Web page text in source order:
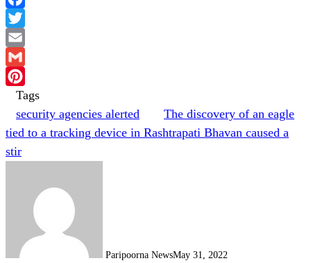
Facebook
Twitter
Email
Gmail
Pinterest
Tags
security agencies alerted
The discovery of an eagle
tied to a tracking device in Rashtrapati Bhavan caused a
stir
Paripoorna NewsMay 31, 2022